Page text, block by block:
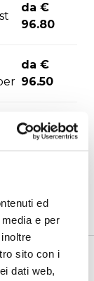
ed
e per
sito con i
dati web,
da €
96.80
da €
96.50
da €
89.10
91.20
da €
80.70
di